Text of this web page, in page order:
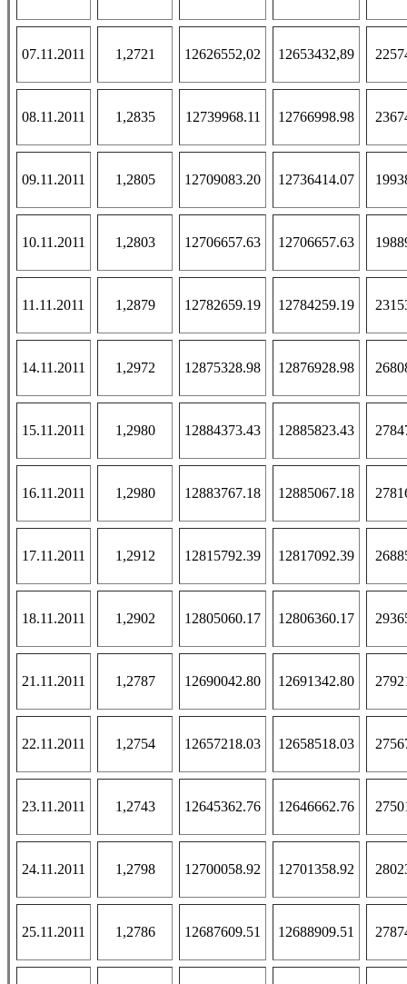
07.11.2011 1,2721 12626552,02 12653432,89
08.11.2011 1,2835 12739968.11 12766998.98
09.11.2011 1,2805 12709083.20 12736414.07
10.11.2011 1,2803 12706657.63 12706657.63
11.11.2011 1,2879 12782659.19 12784259.19
14.11.2011 1,2972 12875328.98 12876928.98
15.11.2011 1,2980 12884373.43 12885823.43
16.11.2011 1,2980 12883767.18 12885067.18
17.11.2011 1,2912 12815792.39 12817092.39
18.11.2011 1,2902 12805060.17 12806360.17
21.11.2011 1,2787 12690042.80 12691342.80
22.11.2011 1,2754 12657218.03 12658518.03
23.11.2011 1,2743 12645362.76 12646662.76
24.11.2011 1,2798 12700058.92 12701358.92
25.11.2011 1,2786 12687609.51 12688909.51